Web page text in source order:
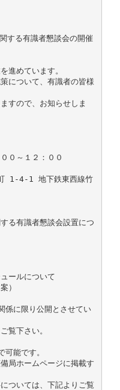
する有識者懇談会の開催
進めています。
について、有識者の皆様
すので、お知らせしま
０～１２：００
1-4-1 地下鉄東西線竹
る有識者懇談会設置につ
ールについて
）
係に限り公開とさせてい
覧下さい。
能です。
局ホームページに掲載す
ついては、下記よりご覧